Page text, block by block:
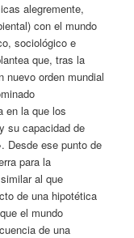
alegremente,
con el mundo
sociológico e
que, tras la
nuevo orden mundial
en la que los
su capacidad de
Desde ese punto de
para la
al que
de una hipotética
el mundo
de una